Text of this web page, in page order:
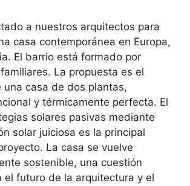
a nuestros arquitectos para
casa contemporánea en Europa,
El barrio está formado por
La propuesta es el
una casa de dos plantas,
y térmicamente perfecta. El
solares pasivas mediante
solar juiciosa es la principal
La casa se vuelve
sostenible, una cuestión
el futuro de la arquitectura y el